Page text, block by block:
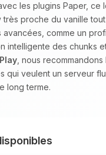
les plugins Paper, ce
très proche du vanille
avancées, comme un
intelligente des chunks
, nous
qui veulent un serveur
long terme.